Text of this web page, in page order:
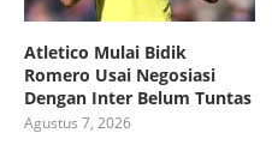
Atletico Mulai Bidik
Romero Usai Negosiasi
Dengan Inter Belum Tuntas
Agustus 7, 2026